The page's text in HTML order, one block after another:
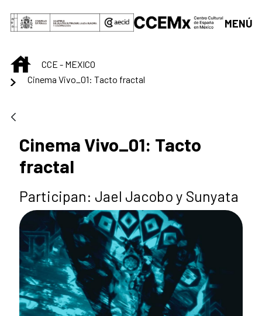
Saltar al contenido principal
MENÚ
INICIOCCE - MEXICO
Cinema Vivo_01: Tacto fractal
Cinema Vivo_01: Tacto
fractal
Participan: Jael Jacobo y Sunyata